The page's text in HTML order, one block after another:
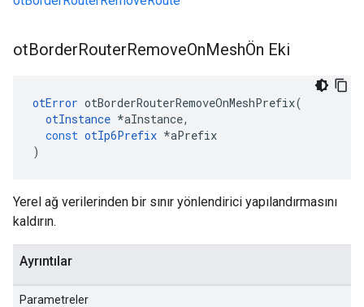
otBorderRouterRemoveOnMeshÖn Eki
otError otBorderRouterRemoveOnMeshPrefix(
otInstance *aInstance,
const otIp6Prefix *aPrefix
)
Yerel ağ verilerinden bir sınır yönlendirici yapılandırmasını
kaldırın.
Ayrıntılar
Parametreler